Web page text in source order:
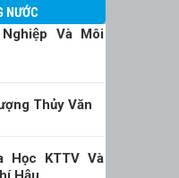
NƯỚC
Và Môi
Thủy Văn
Học KTTV Và